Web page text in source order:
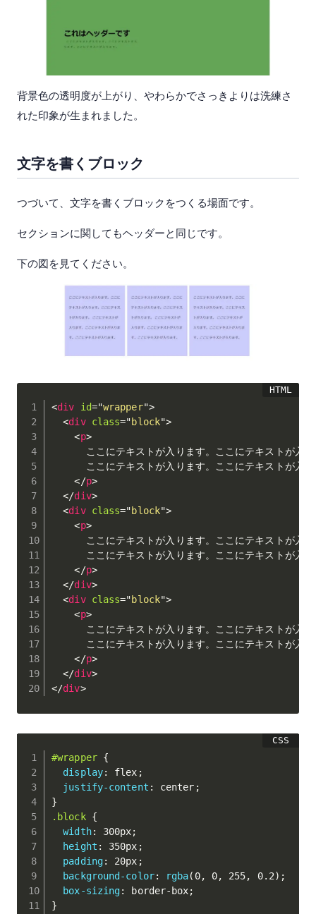
背景色の透明度が上がり、やわらかでさっきよりは洗練さ
れた印象が生まれました。
文字を書くブロック
つづいて、文字を書くブロックをつくる場面です。
セクションに関してもヘッダーと同じです。
下の図を見てください。
<div id="wrapper">
<div class="block">
<p>
ここにテキストが入ります。ここにテキストが入
ここにテキストが入ります。ここにテキストが入
</p>
</div>
<div class="block">
<p>
ここにテキストが入ります。ここにテキストが入
ここにテキストが入ります。ここにテキストが入
</p>
</div>
<div class="block">
<p>
ここにテキストが入ります。ここにテキストが入
ここにテキストが入ります。ここにテキストが入
</p>
</div>
</div>
#wrapper {
display: flex ;
justify-content : center ;
}
.block {
width: 300px;
height : 350px ;
padding: 20px ;
background-color: rgba( 0, 0, 255, 0.2) ;
box-sizing: border-box;
}